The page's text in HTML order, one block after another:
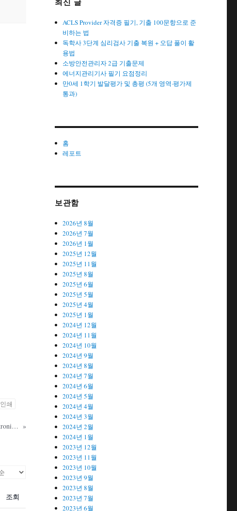
인쇄
Solution chap 12 Radio Frequency and Microwave Electronics / RF 및 마이크로웨이브 전자 / 박효달 다운 »
조회
최신 글
ACLS Provider 자격증 필기, 기출 100문항으로 준
비하는 법
독학사 3단계 심리검사 기출 복원 + 오답 풀이 활
용법
소방안전관리자 2급 기출문제
에너지관리기사 필기 요점정리
만0세 1학기 발달평가 및 총평 (5개 영역·평가제
통과)
홈
레포트
보관함
2026년 8월
2026년 7월
2026년 1월
2025년 12월
2025년 11월
2025년 8월
2025년 6월
2025년 5월
2025년 4월
2025년 1월
2024년 12월
2024년 11월
2024년 10월
2024년 9월
2024년 8월
2024년 7월
2024년 6월
2024년 5월
2024년 4월
2024년 3월
2024년 2월
2024년 1월
2023년 12월
2023년 11월
2023년 10월
2023년 9월
2023년 8월
2023년 7월
2023년 6월